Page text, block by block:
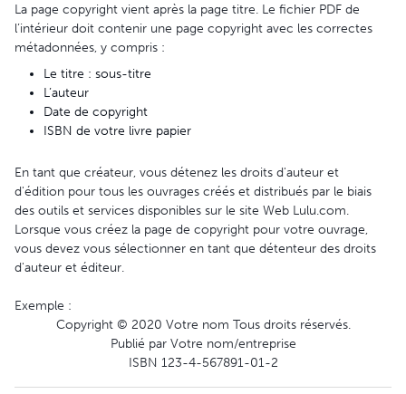
La page copyright vient après la page titre. Le fichier PDF de
l’intérieur doit contenir une page copyright avec les correctes
métadonnées, y compris :
Le titre : sous-titre
L’auteur
Date de copyright
ISBN de votre livre papier
En tant que créateur, vous détenez les droits d'auteur et
d'édition pour tous les ouvrages créés et distribués par le biais
des outils et services disponibles sur le site Web Lulu.com.
Lorsque vous créez la page de copyright pour votre ouvrage,
vous devez vous sélectionner en tant que détenteur des droits
d'auteur et éditeur.
Exemple :
Copyright © 2020 Votre nom Tous droits réservés.
Publié par Votre nom/entreprise
ISBN 123-4-567891-01-2